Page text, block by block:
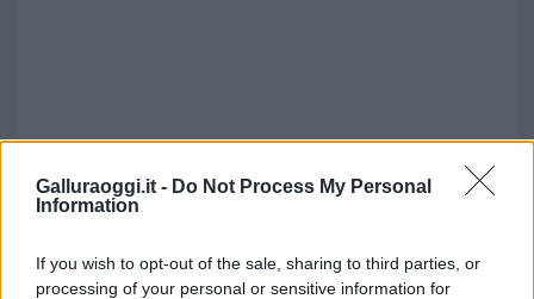
Galluraoggi.it - Do Not Process My Personal
Information
If you wish to opt-out of the sale, sharing to third parties, or
processing of your personal or sensitive information for